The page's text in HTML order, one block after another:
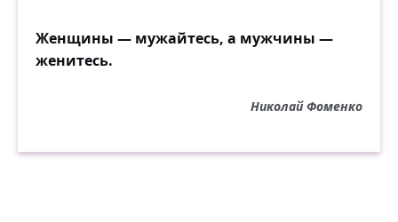
Женщины — мужайтесь, а мужчины —
женитесь.
Николай Фоменко